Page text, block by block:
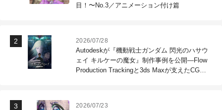
目！〜No.3／アニメーション付け篇
2026/07/28
Autodeskが『機動戦士ガンダム 閃光のハサウ
ェイ キルケーの魔女』制作事例を公開―Flow
Production Trackingと3ds Maxが支えたCG制
2026/07/23